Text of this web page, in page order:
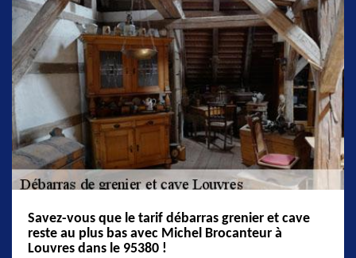
Savez-vous que le tarif débarras grenier et cave
reste au plus bas avec Michel Brocanteur à
Louvres dans le 95380 !